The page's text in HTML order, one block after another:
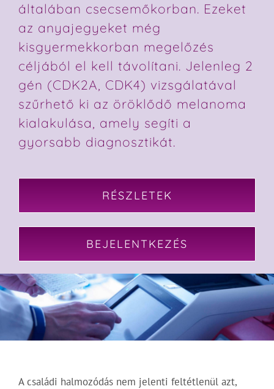
általában csecsemőkorban. Ezeket
az anyajegyeket még
kisgyermekkorban megelőzés
céljából el kell távolítani. Jelenleg 2
gén (CDK2A, CDK4) vizsgálatával
szűrhető ki az öröklődő melanoma
kialakulása, amely segíti a
gyorsabb diagnosztikát.
RÉSZLETEK
BEJELENTKEZÉS
A családi halmozódás nem jelenti feltétlenül azt,